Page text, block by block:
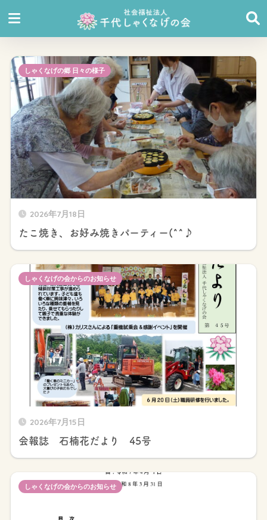
2026年7月18日
たこ焼き、お好み焼きパーティー(^^♪
しゃくなげの郷 日々の様子
2026年7月15日
会報誌 石楠花だより 45号
しゃくなげの会からのお知らせ
しゃくなげの会からのお知らせ